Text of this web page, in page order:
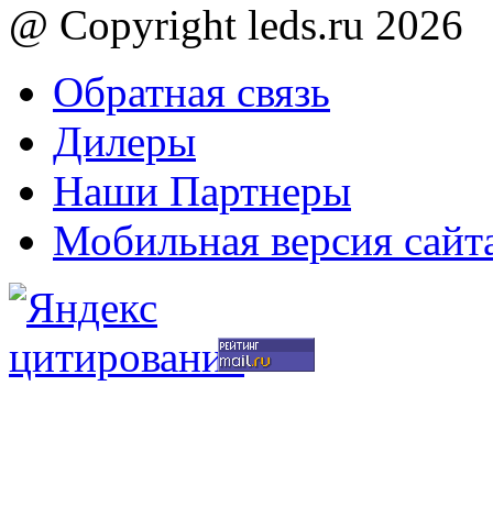
@ Copyright leds.ru 2026
Обратная связь
Дилеры
Наши Партнеры
Мобильная версия